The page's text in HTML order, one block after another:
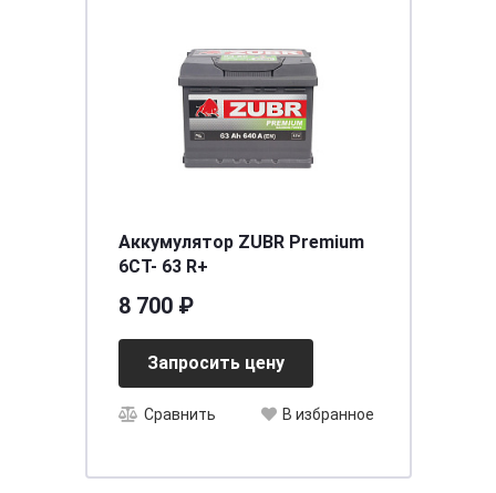
Аккумулятор ZUBR Premium
6CT- 63 R+
8 700 ₽
Запросить цену
Сравнить В избранное